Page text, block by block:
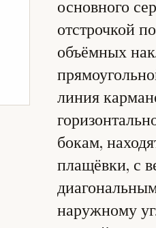
основного
отстрочкой
объёмных
линия
бокам,
плащёвки, с
наружному